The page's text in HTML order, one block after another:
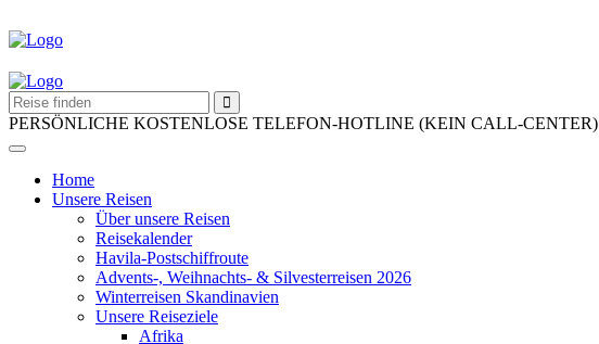
PERSÖNLICHE KOSTENLOSE TELEFON-HOTLINE (KEIN CALL-CENTER)
Home
Unsere Reisen
Über unsere Reisen
Reisekalender
Havila-Postschiffroute
Advents-, Weihnachts- & Silvesterreisen 2026
Winterreisen Skandinavien
Unsere Reiseziele
Afrika